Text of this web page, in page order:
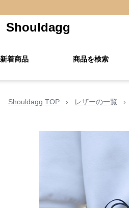
Shouldagg
新着商品 商品を検索
Shouldagg TOP › レザーの一覧 ›